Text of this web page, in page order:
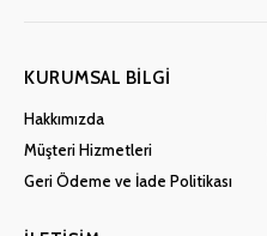
KURUMSAL BILGI
Hakkımızda
Müşteri Hizmetleri
Geri Ödeme ve İade Politikası